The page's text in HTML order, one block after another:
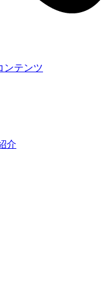
ンテンツ
介